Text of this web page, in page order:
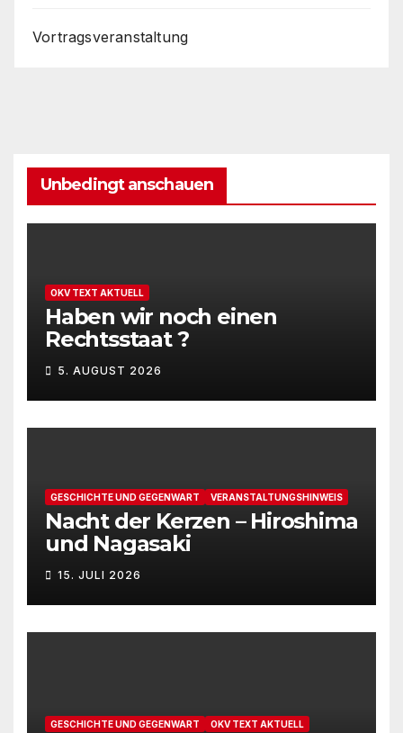
Vortragsveranstaltung
Unbedingt anschauen
OKV TEXT AKTUELL
Haben wir noch einen
Rechtsstaat ?
5. AUGUST 2026
GESCHICHTE UND GEGENWART VERANSTALTUNGSHINWEIS
Nacht der Kerzen – Hiroshima
und Nagasaki
15. JULI 2026
GESCHICHTE UND GEGENWART OKV TEXT AKTUELL